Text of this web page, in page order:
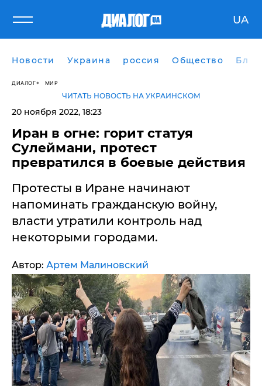
UA
Новости Украина россия Общество
ДИАЛОГ МИР
ЧИТАТЬ НОВОСТЬ НА УКРАИНСКОМ
20 ноября 2022, 18:23
Иран в огне: горит статуя
Сулеймани, протест
превратился в боевые действия
Протесты в Иране начинают
напоминать гражданскую войну,
власти утратили контроль над
некоторыми городами.
Автор: Артем Малиновский